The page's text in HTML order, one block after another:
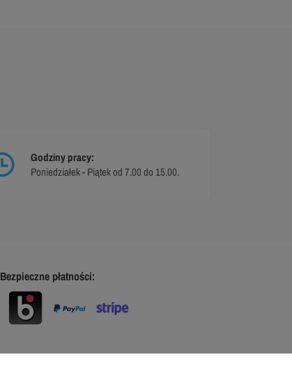
Godziny pracy:
Poniedziałek - Piątek od 7.00 do 15.00.
Bezpieczne płatności: